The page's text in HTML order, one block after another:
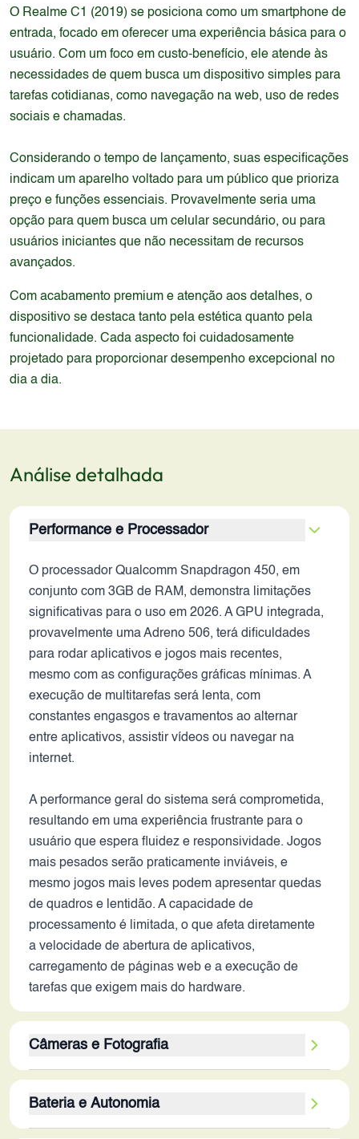
O Realme C1 (2019) se posiciona como um smartphone de
entrada, focado em oferecer uma experiência básica para o
usuário. Com um foco em custo-benefício, ele atende às
necessidades de quem busca um dispositivo simples para
tarefas cotidianas, como navegação na web, uso de redes
sociais e chamadas.
Considerando o tempo de lançamento, suas especificações
indicam um aparelho voltado para um público que prioriza
preço e funções essenciais. Provavelmente seria uma
opção para quem busca um celular secundário, ou para
usuários iniciantes que não necessitam de recursos
avançados.
Com acabamento premium e atenção aos detalhes, o
dispositivo se destaca tanto pela estética quanto pela
funcionalidade. Cada aspecto foi cuidadosamente
projetado para proporcionar desempenho excepcional no
dia a dia.
Análise detalhada
Performance e Processador
O processador Qualcomm Snapdragon 450, em
conjunto com 3GB de RAM, demonstra limitações
significativas para o uso em 2026. A GPU integrada,
provavelmente uma Adreno 506, terá dificuldades
para rodar aplicativos e jogos mais recentes,
mesmo com as configurações gráficas mínimas. A
execução de multitarefas será lenta, com
constantes engasgos e travamentos ao alternar
entre aplicativos, assistir vídeos ou navegar na
internet.
A performance geral do sistema será comprometida,
resultando em uma experiência frustrante para o
usuário que espera fluidez e responsividade. Jogos
mais pesados serão praticamente inviáveis, e
mesmo jogos mais leves podem apresentar quedas
de quadros e lentidão. A capacidade de
processamento é limitada, o que afeta diretamente
a velocidade de abertura de aplicativos,
carregamento de páginas web e a execução de
tarefas que exigem mais do hardware.
Câmeras e Fotografia
de 2MP e a câmera frontal de 5MP apresentariam
um desempenho inferior aos padrões atuais. A
Bateria e Autonomia